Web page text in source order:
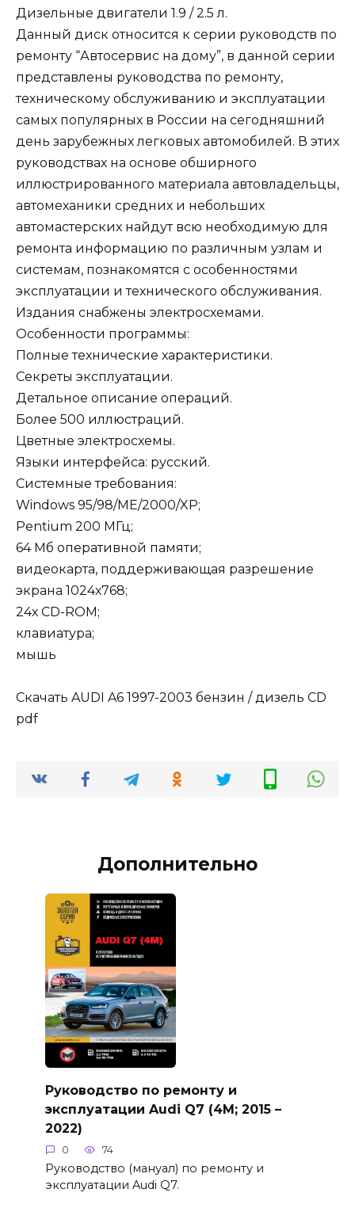
Дизельные двигатели 1.9 / 2.5 л.
Данный диск относится к серии руководств по
ремонту “Автосервис на дому”, в данной серии
представлены руководства по ремонту,
техническому обслуживанию и эксплуатации
самых популярных в России на сегодняшний
день зарубежных легковых автомобилей. В этих
руководствах на основе обширного
иллюстрированного материала автовладельцы,
автомеханики средних и небольших
автомастерских найдут всю необходимую для
ремонта информацию по различным узлам и
системам, познакомятся с особенностями
эксплуатации и технического обслуживания.
Издания снабжены электросхемами.
Особенности программы:
Полные технические характеристики.
Секреты эксплуатации.
Детальное описание операций.
Более 500 иллюстраций.
Цветные электросхемы.
Языки интерфейса: русский.
Системные требования:
Windows 95/98/ME/2000/XP;
Pentium 200 МГц;
64 Мб оперативной памяти;
видеокарта, поддерживающая разрешение
экрана 1024х768;
24х CD-ROM;
клавиатура;
мышь
Скачать AUDI A6 1997-2003 бензин / дизель CD
pdf
Дополнительно
Руководство по ремонту и
эксплуатации Audi Q7 (4M; 2015 –
2022)
0 74
Руководство (мануал) по ремонту и
эксплуатации Audi Q7.